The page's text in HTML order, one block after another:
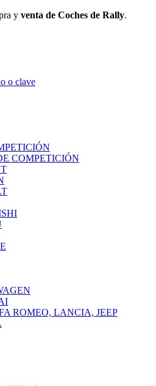
y venta de Coches de Rally.
o clave
COMPETICIÓN
ROMEO, LANCIA, JEEP